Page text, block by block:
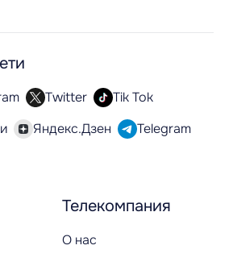
Телекомпания
О нас
Twitter
Tik Tok
Яндекс.Дзен
Telegram